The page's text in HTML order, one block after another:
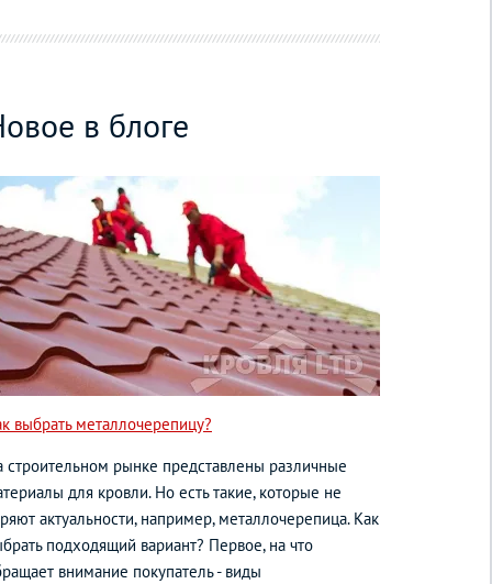
в блоге
выбрать металлочерепицу?
строительном рынке представлены различные
для кровли. Но есть такие, которые не
актуальности, например, металлочерепица. Как
подходящий вариант? Первое, на что
внимание покупатель - виды